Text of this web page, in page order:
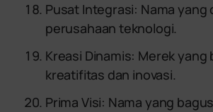
Pusat Integrasi: Nama yang
perusahaan teknologi.
Kreasi Dinamis: Merek
kreatifitas dan inovasi.
Prima Visi: Nama yang